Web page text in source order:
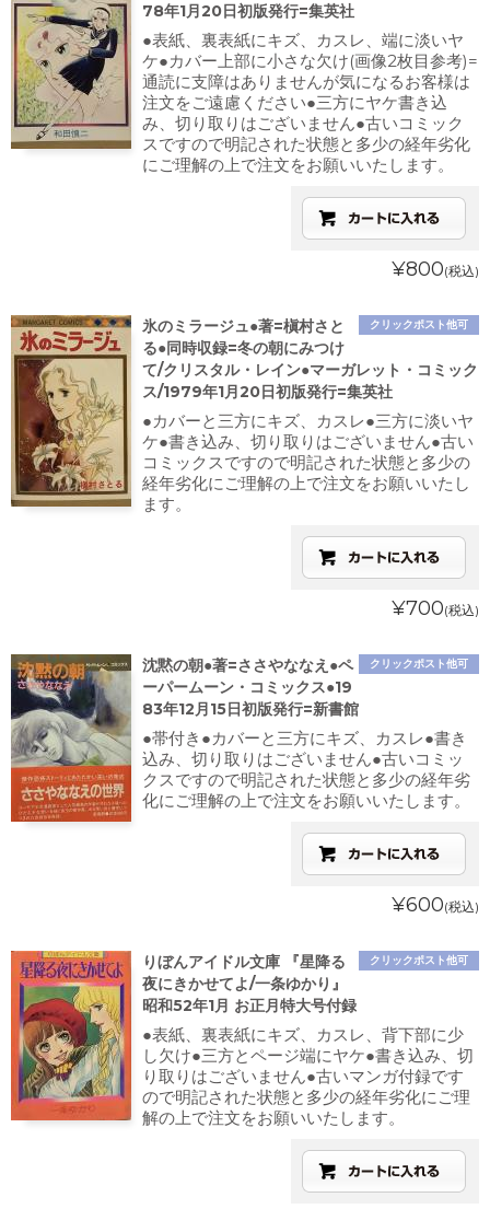
78年1月20日初版発行=集英社
●表紙、裏表紙にキズ、カスレ、端に淡いヤ
ケ●カバー上部に小さな欠け(画像2枚目参考)=
通読に支障はありませんが気になるお客様は
注文をご遠慮ください●三方にヤケ書き込
み、切り取りはございません●古いコミック
スですので明記された状態と多少の経年劣化
にご理解の上で注文をお願いいたします。
¥800(税込)
クリックポスト他可
氷のミラージュ●著=槇村さと
る●同時収録=冬の朝にみつけ
て/クリスタル・レイン●マーガレット・コミック
ス/1979年1月20日初版発行=集英社
●カバーと三方にキズ、カスレ●三方に淡いヤ
ケ●書き込み、切り取りはございません●古い
コミックスですので明記された状態と多少の
経年劣化にご理解の上で注文をお願いいたし
ます。
¥700(税込)
クリックポスト他可
沈黙の朝●著=ささやななえ●ペ
ーパームーン・コミックス●19
83年12月15日初版発行=新書館
●帯付き●カバーと三方にキズ、カスレ●書き
込み、切り取りはございません●古いコミッ
クスですので明記された状態と多少の経年劣
化にご理解の上で注文をお願いいたします。
¥600(税込)
クリックポスト他可
りぼんアイドル文庫 『星降る
夜にきかせてよ/一条ゆかり』
昭和52年1月 お正月特大号付録
●表紙、裏表紙にキズ、カスレ、背下部に少
し欠け●三方とページ端にヤケ●書き込み、切
り取りはございません●古いマンガ付録です
ので明記された状態と多少の経年劣化にご理
解の上で注文をお願いいたします。